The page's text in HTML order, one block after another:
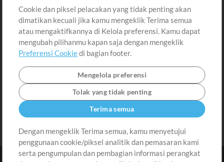
Lain-lain
Sesi
Kirimkan musik kamu
Playlist
MT Conference
Cookie dan piksel pelacakan yang tidak penting akan
dimatikan kecuali jika kamu mengeklik Terima semua
atau mengaktifkannya di Kelola preferensi. Kamu dapat
mengubah pilihanmu kapan saja dengan mengeklik
Preferensi Cookiedi bagian footer.
Mengelola preferensi
Tolak yang tidak penting
Terima semua
Dengan mengeklik Terima semua, kamu menyetujui
penggunaan cookie/piksel analitik dan pemasaran kami
serta pengumpulan dan pembagian informasi perangkat